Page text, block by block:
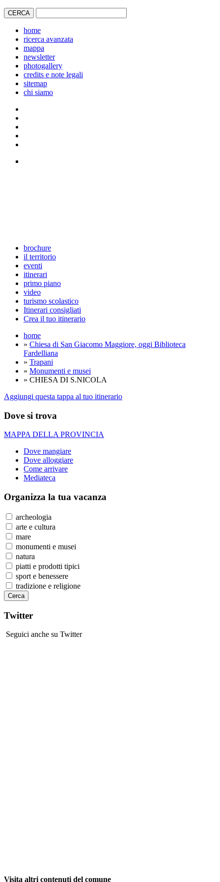
home
ricerca avanzata
mappa
newsletter
photogallery
credits e note legali
sitemap
chi siamo
brochure
il territorio
eventi
itinerari
primo piano
video
turismo scolastico
Itinerari consigliati
Crea il tuo itinerario
home
» Chiesa di San Giacomo Maggiore, oggi Biblioteca
Fardelliana
» Trapani
» Monumenti e musei
» CHIESA DI S.NICOLA
Aggiungi questa tappa al tuo itinerario
Dove si trova
MAPPA DELLA PROVINCIA
Dove mangiare
Dove alloggiare
Come arrivare
Mediateca
Organizza la tua vacanza
archeologia
arte e cultura
mare
monumenti e musei
natura
piatti e prodotti tipici
sport e benessere
tradizione e religione
Twitter
Seguici anche su Twitter
Visita altri contenuti del comune